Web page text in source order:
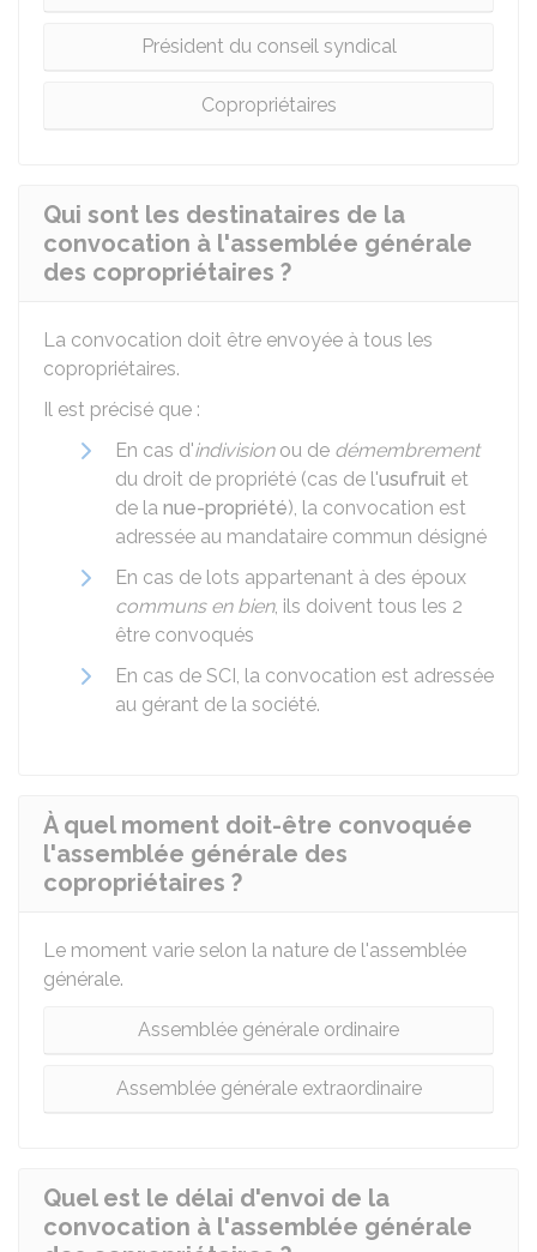
Président du conseil syndical
Copropriétaires
Qui sont les destinataires de la
convocation à l'assemblée générale
des copropriétaires ?
La convocation doit être envoyée à tous les
copropriétaires.
Il est précisé que :
En cas d'indivisionou de démembrement
du droit de propriété (cas de l'usufruit et
de la nue-propriété), la convocation est
adressée au mandataire commun désigné
En cas de lots appartenant à des époux
communs en bien, ils doivent tous les 2
être convoqués
En cas de SCI, la convocation est adressée
au gérant de la société.
À quel moment doit-être convoquée
l'assemblée générale des
copropriétaires ?
Le moment varie selon la nature de l'assemblée
générale.
Assemblée générale ordinaire
Assemblée générale extraordinaire
Quel est le délai d'envoi de la
convocation à l'assemblée générale